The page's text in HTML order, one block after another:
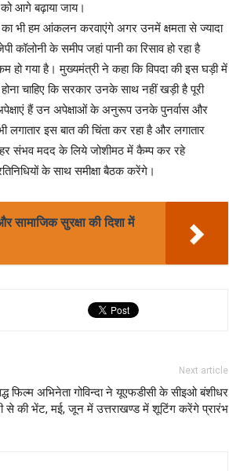
आगे बढ़ाया जाय।
भी हम आंकलन करवाएंगे अगर उनमें क्षमता से ज्यादा
कॉलोनी के समीप जहां पानी का रिसाव हो रहा है
हो गया है। मुख्यमंत्री ने कहा कि विपदा की इस घड़ी में
चाहिए कि सरकार उनके साथ नहीं खड़ी है पूरी
हैं उन अपेक्षाओं के अनुरूप उनके पुनर्वास और
इस बात की चिंता कर रहा है और लगातार
हर संभव मदद के लिये जोशीमठ में कैम्प कर रहे
के साथ समीक्षा बैठक करेंगे।
सामाजिक सुरक्षा की दिशा में
Next article
फिल्म अभिनेता गोविन्दा ने यूएफडीसी के सीइओ बंशीधर
से की भेंट, मई, जून में उत्तराखण्ड में शूटिंग करेंगे प्रारंभ